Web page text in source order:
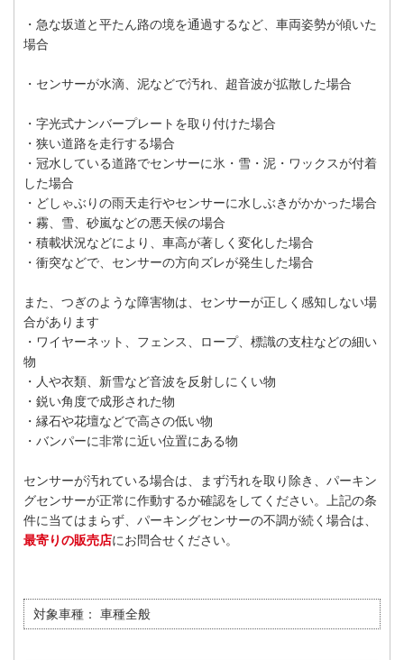
・急な坂道と平たん路の境を通過するなど、車両姿勢が傾いた
場合
・センサーが水滴、泥などで汚れ、超音波が拡散した場合
・字光式ナンバープレートを取り付けた場合
・狭い道路を走行する場合
・冠水している道路でセンサーに氷・雪・泥・ワックスが付着
した場合
・どしゃぶりの雨天走行やセンサーに水しぶきがかかった場合
・霧、雪、砂嵐などの悪天候の場合
・積載状況などにより、車高が著しく変化した場合
・衝突などで、センサーの方向ズレが発生した場合
また、つぎのような障害物は、センサーが正しく感知しない場
合があります
・ワイヤーネット、フェンス、ロープ、標識の支柱などの細い
物
・人や衣類、新雪など音波を反射しにくい物
・鋭い角度で成形された物
・縁石や花壇などで高さの低い物
・バンパーに非常に近い位置にある物
センサーが汚れている場合は、まず汚れを取り除き、パーキン
グセンサーが正常に作動するか確認をしてください。上記の条
件に当てはまらず、パーキングセンサーの不調が続く場合は、
最寄りの販売店にお問合せください。
対象車種： 車種全般